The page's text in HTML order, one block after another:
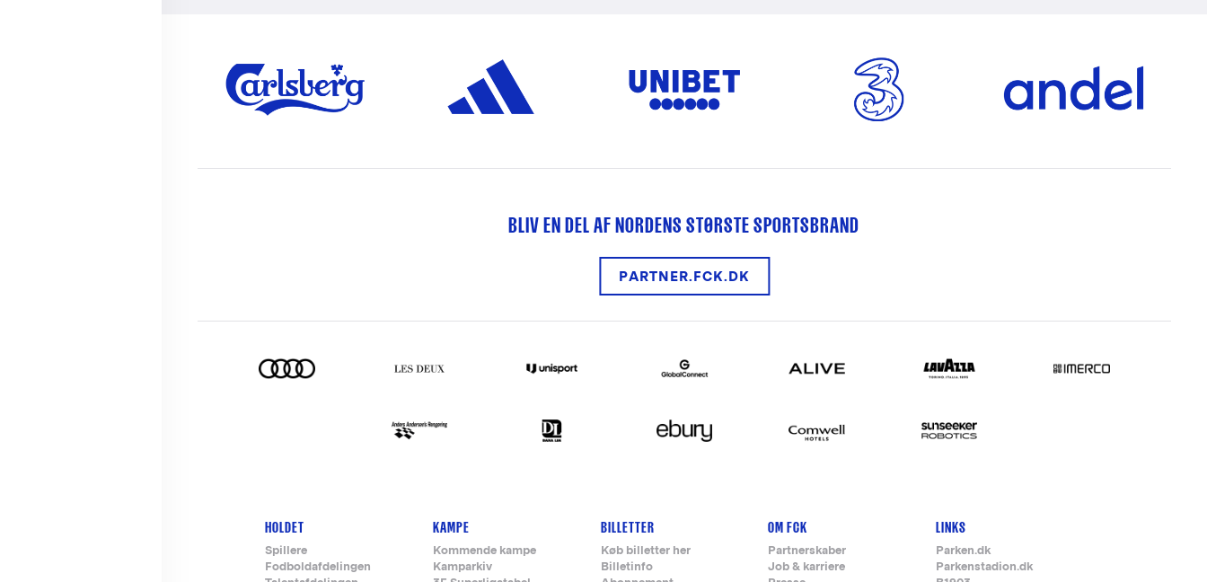
BLIV EN DEL AF NORDENS STØRSTE SPORTSBRAND
PARTNER.FCK.DK
Footer-
HOLDET
Spillere
Fodboldafdelingen
KAMPE
Kommende kampe
Kamparkiv
BILLETTER
Køb billetter her
Billetinfo
OM FCK
Partnerskaber
Job & karriere
LINKS
Parken.dk
Parkenstadion.dk